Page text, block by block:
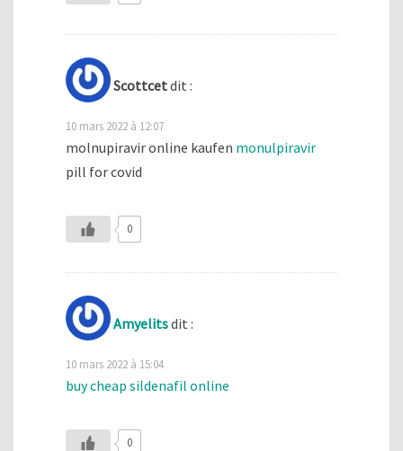
Scottcetdit :
10 mars 2022 à 12:07
molnupiravir online kaufen monulpiravir
pill for covid
0
Amyelitsdit :
10 mars 2022 à 15:04
buy cheap sildenafil online
0